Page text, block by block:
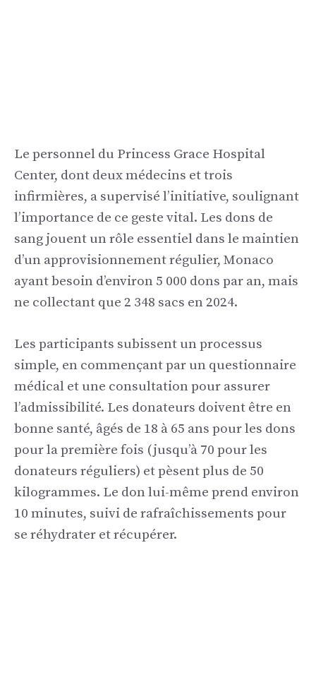
Le personnel du Princess Grace Hospital
Center, dont deux médecins et trois
infirmières, a supervisé l’initiative, soulignant
l’importance de ce geste vital. Les dons de
sang jouent un rôle essentiel dans le maintien
d’un approvisionnement régulier, Monaco
ayant besoin d’environ 5 000 dons par an, mais
ne collectant que 2 348 sacs en 2024.
Les participants subissent un processus
simple, en commençant par un questionnaire
médical et une consultation pour assurer
l’admissibilité. Les donateurs doivent être en
bonne santé, âgés de 18 à 65 ans pour les dons
pour la première fois (jusqu’à 70 pour les
donateurs réguliers) et pèsent plus de 50
kilogrammes. Le don lui-même prend environ
10 minutes, suivi de rafraîchissements pour
se réhydrater et récupérer.